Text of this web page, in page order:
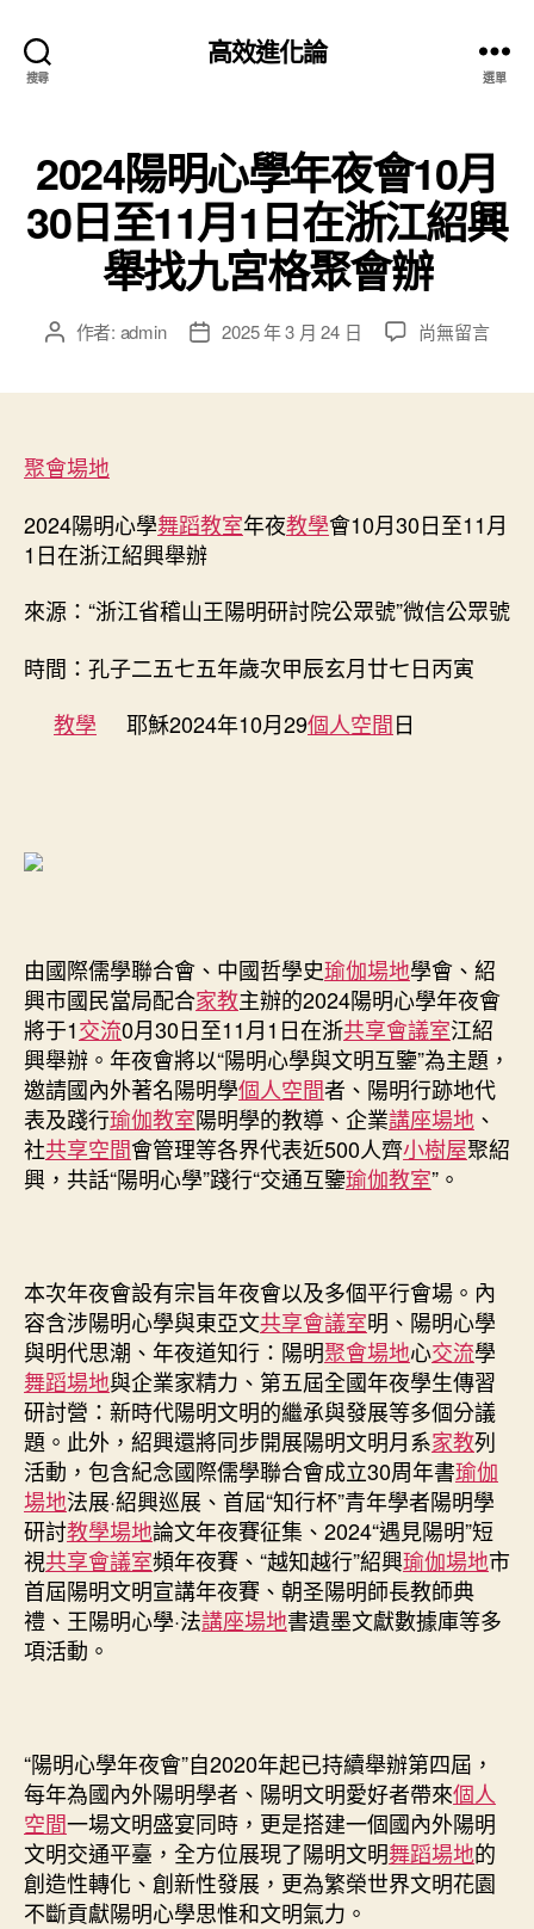
搜尋
高效進化論
選單
2024陽明心學年夜會10月
30日至11月1日在浙江紹興
舉找九宮格聚會辦
文 作者: admin
文 2025 年 3 月 24 日
在
夜
會
30
至
找
九
宮
格
聚
會
辦〉
中
尚無留言
聚會場地
2024陽明心學舞蹈教室年夜教學會10月30日至11月
1日在浙江紹興舉辦
來源：“浙江省稽山王陽明研討院公眾號”微信公眾號
時間：孔子二五七五年歲次甲辰玄月廿七日丙寅
教學 耶穌2024年10月29個人空間日
由國際儒學聯合會、中國哲學史瑜伽場地學會、紹
興市國民當局配合家教主辦的2024陽明心學年夜會
將于1交流0月30日至11月1日在浙共享會議室江紹
興舉辦。年夜會將以“陽明心學與文明互鑒”為主題，
邀請國內外著名陽明學個人空間者、陽明行跡地代
表及踐行瑜伽教室陽明學的教導、企業講座場地 、
社共享空間會管理等各界代表近500人齊小樹屋聚紹
興，共話“陽明心學”踐行“交通互鑒瑜伽教室”。
本次年夜會設有宗旨年夜會以及多個平行會場。內
容含涉陽明心學與東亞文共享會議室明、陽明心學
與明代思潮、年夜道知行：陽明聚會場地心交流學
舞蹈場地與企業家精力、第五屆全國年夜學生傳習
研討營：新時代陽明文明的繼承與發展等多個分議
題。此外，紹興還將同步開展陽明文明月系家教列
活動，包含紀念國際儒學聯合會成立30周年書瑜伽
場地法展·紹興巡展、首屆“知行杯”青年學者陽明學
研討教學場地論文年夜賽征集、2024“遇見陽明”短
視共享會議室頻年夜賽、“越知越行”紹興瑜伽場地市
首屆陽明文明宣講年夜賽、朝圣陽明師長教師典
禮、王陽明心學·法講座場地書遺墨文獻數據庫等多
項活動。
“陽明心學年夜會”自2020年起已持續舉辦第四屆，
每年為國內外陽明學者、陽明文明愛好者帶來個人
空間一場文明盛宴同時，更是搭建一個國內外陽明
文明交通平臺，全方位展現了陽明文明舞蹈場地的
創造性轉化、創新性發展，更為繁榮世界文明花園
不斷貢獻陽明心學思惟和文明氣力。